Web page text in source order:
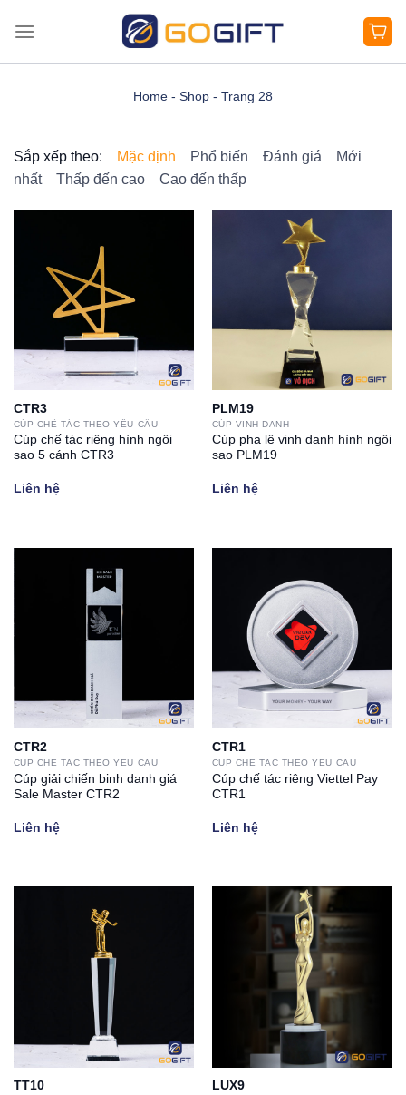
qua
Home - Shop - Trang 28
Sắp xếp theo: Mặc định Phổ biến Đánh giá
Mới
nhất
Thấp đến cao Cao đến thấp
CTR3
CÚP CHẾ TÁC THEO YÊU CẦU
Cúp chế tác riêng hình ngôi
sao 5 cánh CTR3
Liên hệ
PLM19
CÚP VINH DANH
Cúp pha lê vinh danh hình ngôi
sao PLM19
Liên hệ
CTR2
CÚP CHẾ TÁC THEO YÊU CẦU
Cúp giải chiến binh danh giá
Sale Master CTR2
Liên hệ
CTR1
CÚP CHẾ TÁC THEO YÊU CẦU
Cúp chế tác riêng Viettel Pay
CTR1
Liên hệ
TT10 LUX9